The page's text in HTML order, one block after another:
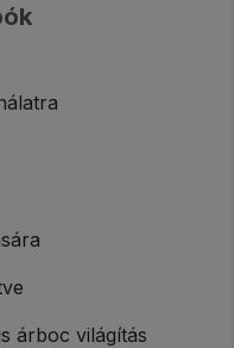
árboc világítás